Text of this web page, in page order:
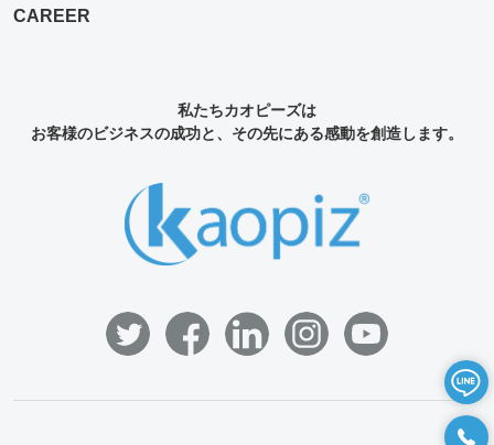
CAREER
私たちカオピーズは
お客様のビジネスの成功と、その先にある感動を創造します。